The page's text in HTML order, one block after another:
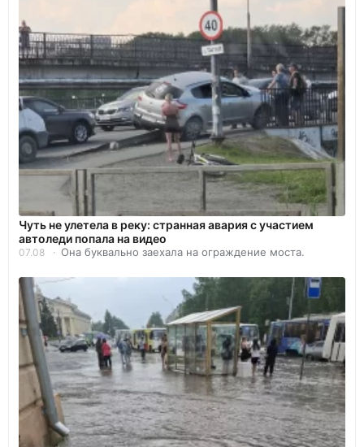
Чуть не улетела в реку: странная авария с участием
автоледи попала на видео
07.08 Она буквально заехала на ограждение моста.